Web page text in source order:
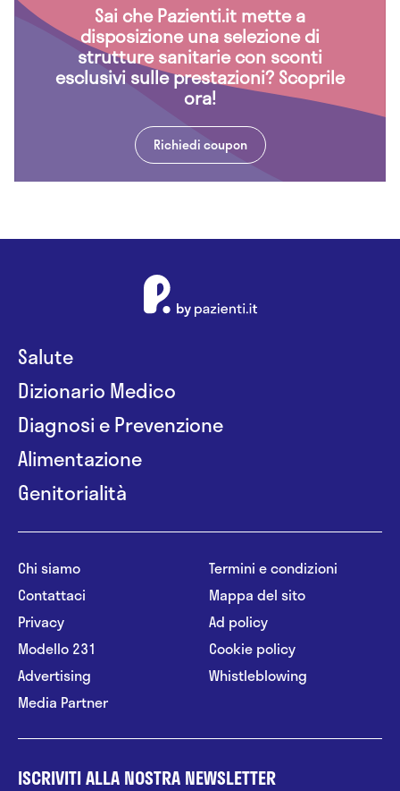
Sai che Pazienti.it mette a
disposizione una selezione di
strutture sanitarie con sconti
esclusivi sulle prestazioni? Scoprile
ora!
Richiedi coupon
Salute
Dizionario Medico
Diagnosi e Prevenzione
Alimentazione
Genitorialità
Chi siamo
Contattaci
Privacy
Modello 231
Advertising
Media Partner
Termini e condizioni
Mappa del sito
Ad policy
Cookie policy
Whistleblowing
ISCRIVITI ALLA NOSTRA NEWSLETTER